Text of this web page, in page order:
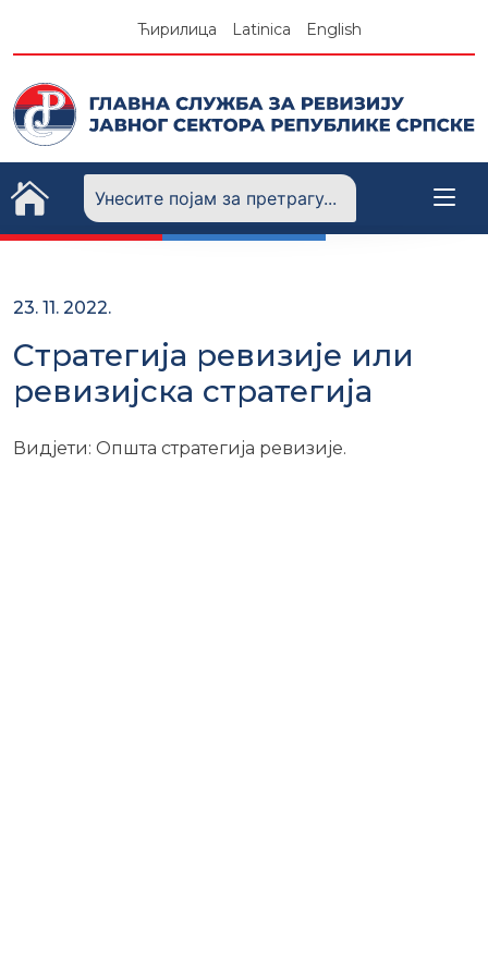
Ћирилица Latinica English
23. 11. 2022.
Стратегија ревизије или
ревизијска стратегија
Видјети: Општа стратегија ревизије.